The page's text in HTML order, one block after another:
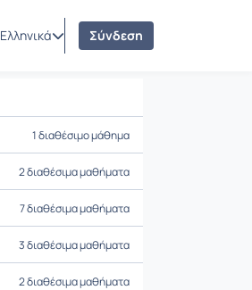
Ελληνικά Σύνδεση
1 διαθέσιμο μάθημα
2 διαθέσιμα μαθήματα
7 διαθέσιμα μαθήματα
3 διαθέσιμα μαθήματα
2 διαθέσιμα μαθήματα